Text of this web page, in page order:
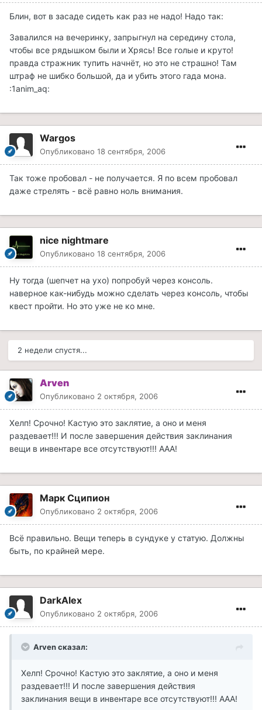
Блин, вот в засаде сидеть как раз не надо! Надо так:
Завалился на вечеринку, запрыгнул на середину стола,
чтобы все рядышком были и Хрясь! Все голые и круто!
правда стражник тупить начнёт, но это не страшно! Там
штраф не шибко большой, да и убить этого гада мона.
:1anim_aq:
Wargos
Опубликовано 18 сентября, 2006
Так тоже пробовал - не получается. Я по всем пробовал
даже стрелять - всё равно ноль внимания.
nice nightmare
Опубликовано 18 сентября, 2006
Ну тогда (шепчет на ухо) попробуй через консоль.
наверное как-нибудь можно сделать через консоль, чтобы
квест пройти. Но это уже не ко мне.
2 недели спустя...
Arven
Опубликовано 2 октября, 2006
Хелп! Срочно! Кастую это заклятие, а оно и меня
раздевает!!! И после завершения действия заклинания
вещи в инвентаре все отсутствуют!!! ААА!
Марк Сципион
Опубликовано 2 октября, 2006
Всё правильно. Вещи теперь в сундуке у статую. Должны
быть, по крайней мере.
DarkAlex
Опубликовано 2 октября, 2006
Arven сказал:
Хелп! Срочно! Кастую это заклятие, а оно и меня
раздевает!!! И после завершения действия
заклинания вещи в инвентаре все отсутствуют!!! ААА!